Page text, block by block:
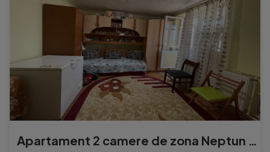
Apartament 2 camere de zona Neptun Tulcea